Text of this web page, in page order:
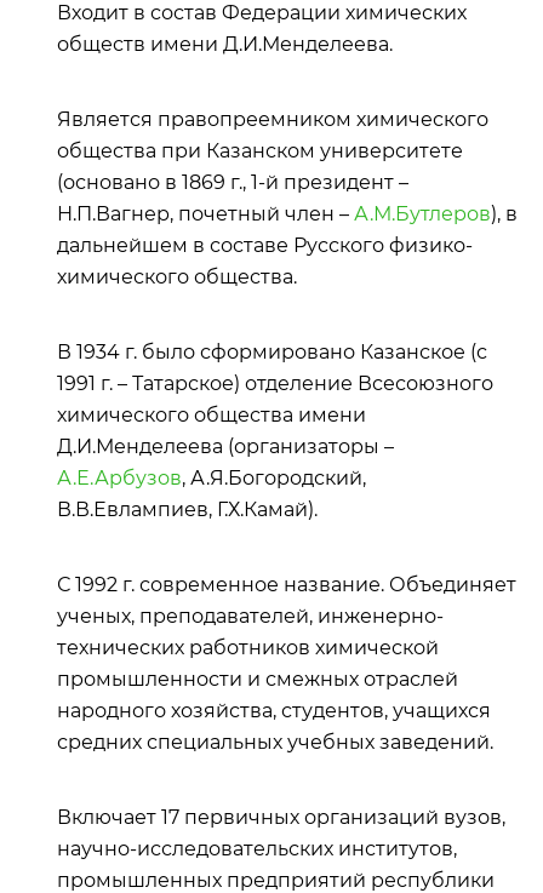
Входит в состав Федерации химических
обществ имени Д.И.Менделеева.
Является правопреемником химического
общества при Казанском университете
(основано в 1869 г., 1-й президент –
Н.П.Вагнер, почетный член – А.М.Бутлеров), в
дальнейшем в составе Русского физико-
химического общества.
В 1934 г. было сформировано Казанское (с
1991 г. – Татарское) отделение Всесоюзного
химического общества имени
Д.И.Менделеева (организаторы –
А.Е.Арбузов, А.Я.Богородский,
В.В.Евлампиев, Г.Х.Камай).
С 1992 г. современное название. Объединяет
ученых, преподавателей, инженерно-
технических работников химической
промышленности и смежных отраслей
народного хозяйства, студентов, учащихся
средних специальных учебных заведений.
Включает 17 первичных организаций вузов,
научно-исследовательских институтов,
промышленных предприятий республики